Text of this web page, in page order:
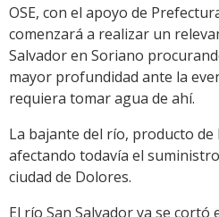
OSE, con el apoyo de
comenzará a realizar un
Salvador en Soriano
mayor profundidad ante la
requiera tomar agua de ahí.
La bajante del río, producto de
afectando todavía el
ciudad de Dolores.
El río San Salvador ya se